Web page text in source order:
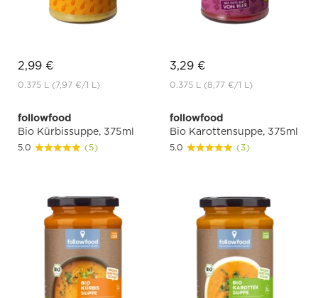
2,99 €
0.375 L (7,97 €/1 L)
3,29 €
0.375 L (8,77 €/1 L)
followfood
Bio Kürbissuppe, 375ml
5.0 (5)
followfood
Bio Karottensuppe, 375ml
5.0 (3)